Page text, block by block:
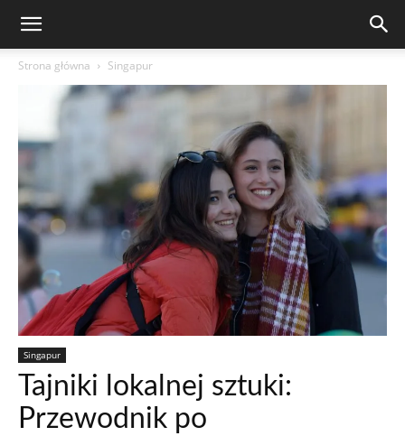
Strona główna Singapur
Singapur
Tajniki lokalnej sztuki:
Przewodnik po